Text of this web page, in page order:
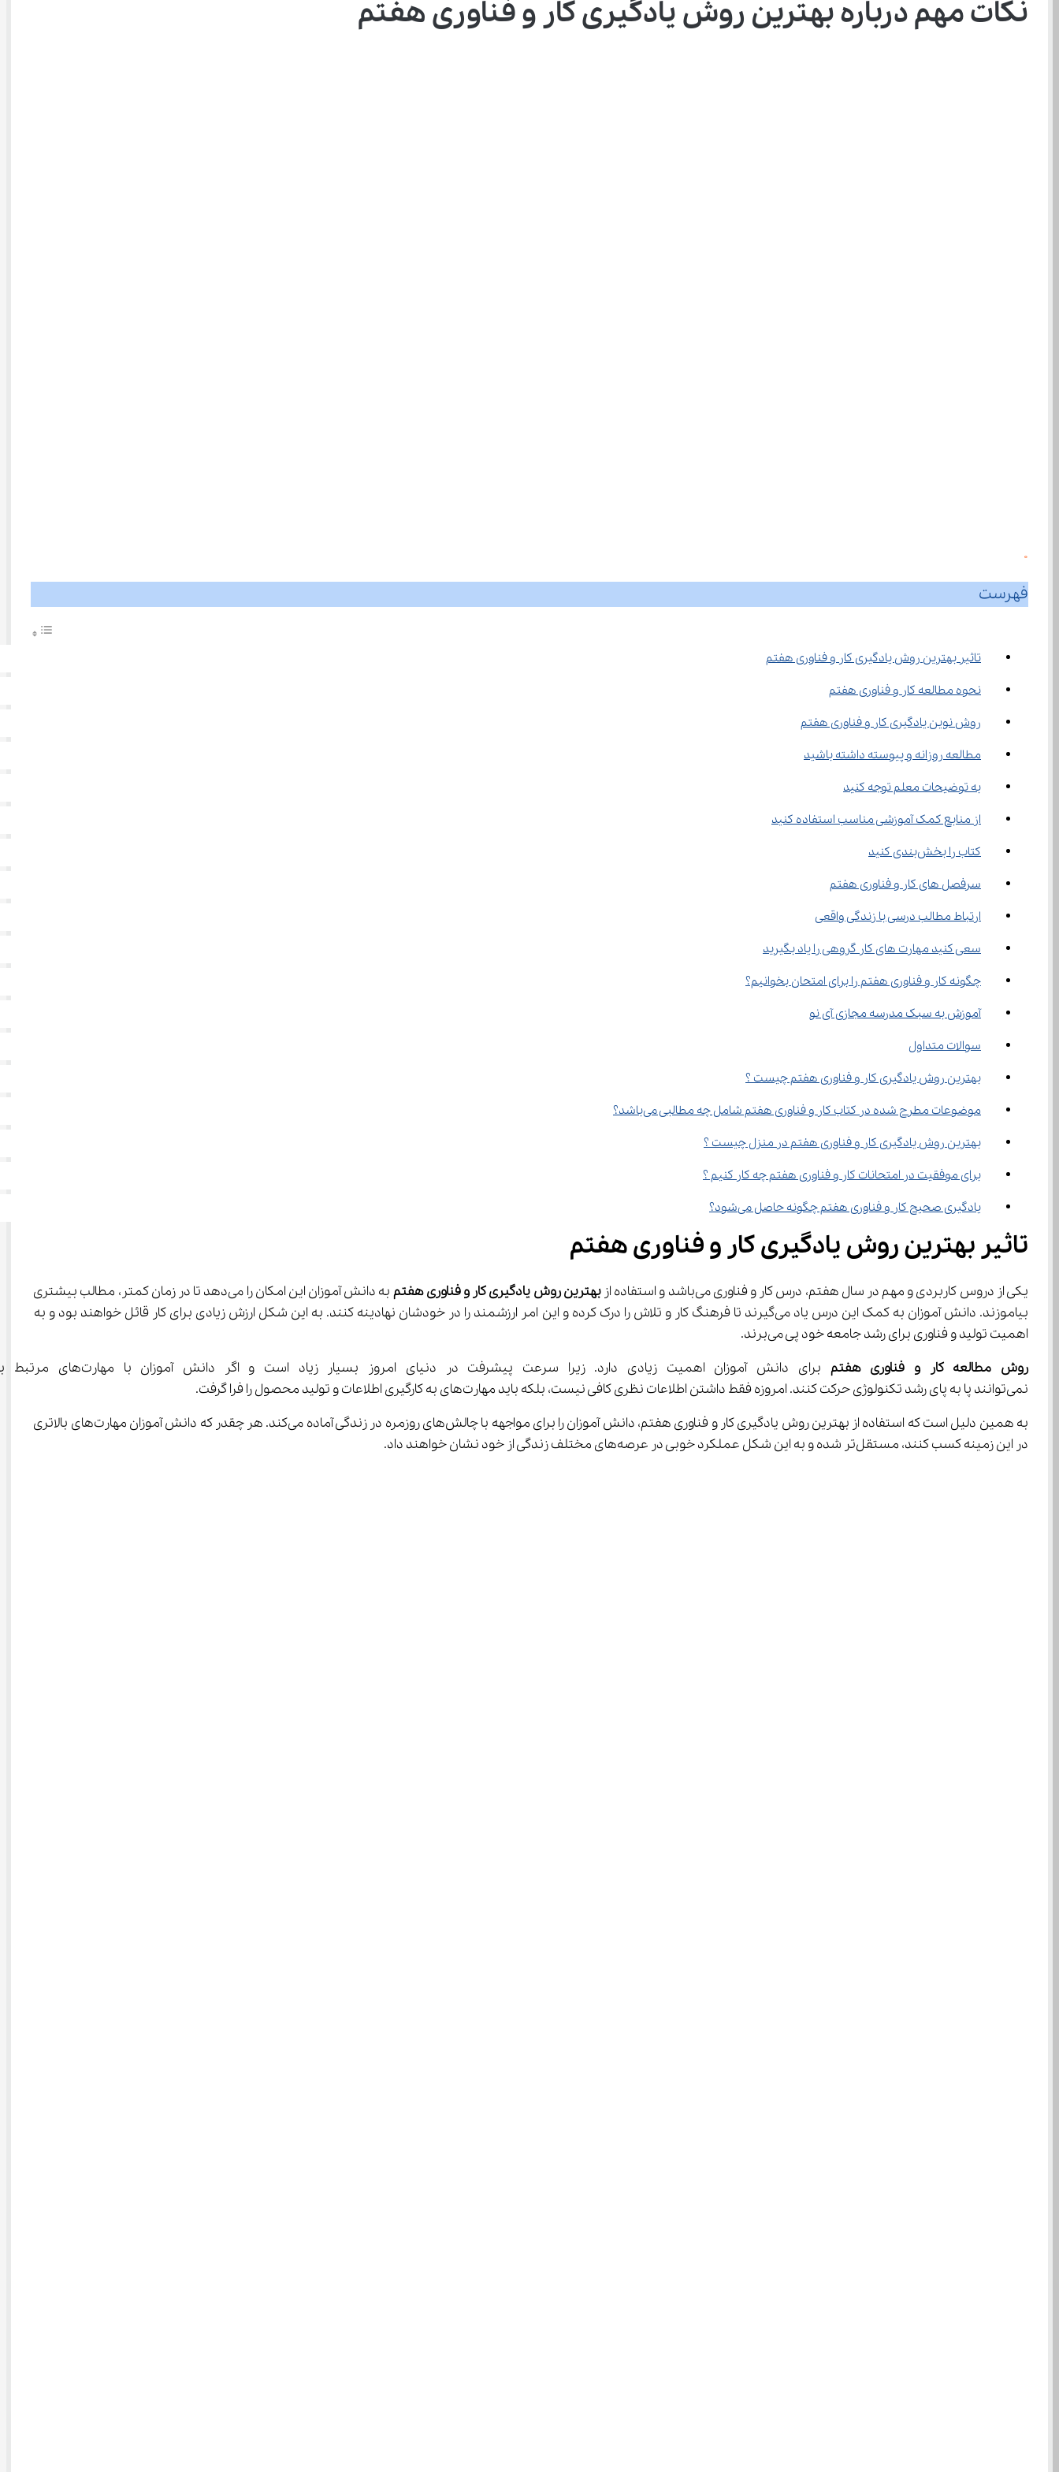
نکات مهم درباره بهترین روش یادگیری کار و فناوری هفتم
0
فهرست
تاثیر بهترین روش یادگیری کار و فناوری هفتم
نحوه مطالعه کار و فناوری هفتم
روش نوین یادگیری کار و فناوری هفتم
مطالعه روزانه و پیوسته داشته باشید
به توضیحات معلم توجه کنید
از منابع کمک آموزشی مناسب استفاده کنید
کتاب را بخش‌بندی کنید
سرفصل‌ های کار و فناوری هفتم
ارتباط مطالب درسی با زندگی واقعی
سعی کنید مهارت های کار گروهی را یاد بگیرید
چگونه کار و فناوری هفتم را برای امتحان بخوانیم؟
آموزش به سبک مدرسه مجازی آی نو
سوالات متداول
بهترین روش یادگیری کار و فناوری هفتم چیست ؟
موضوعات مطرح شده در کتاب کار و فناوری هفتم شامل چه مطالبی می‌باشد؟
بهترین روش یادگیری کار و فناوری هفتم در منزل چیست ؟
برای موفقیت در امتحانات کار و فناوری هفتم چه کار کنیم ؟
یادگیری صحیح کار و فناوری هفتم چگونه حاصل می‌شود؟
تاثیر بهترین روش یادگیری کار و فناوری هفتم
یکی از دروس کاربردی و مهم در سال هفتم، درس کار و فناوری می‌باشد و استفاده از بهترین روش یادگیری کار و فناوری هفتم
به دانش آموزان این امکان را می‌دهد تا در زمان کمتر، مطالب بیشتری
بیاموزند. دانش آموزان به کمک این درس یاد می‌گیرند تا فرهنگ کار و تلاش را درک کرده و این امر ارزشمند را در خودشان نهادینه کنند. به این شکل ارزش زیادی برای کار قائل خواهند بود و به
اهمیت تولید و فناوری برای رشد جامعه خود پی می‌برند.
روش مطالعه کار و فناوری هفتم
برای دانش آموزان اهمیت زیادی دارد. زیرا سرعت
نمی‌توانند پا به پای رشد تکنولوژی حرکت کنند. امروزه فقط داشتن اطلاعات نظری کافی نیست، بلکه باید مهارت‌های به کارگیری اطلاعات و تولید محصول را فرا گرفت.
به همین دلیل است که استفاده از بهترین روش یادگیری کار و فناوری هفتم، دانش آموزان را برای مواجهه با چالش‌های روزمره در زندگی آماده می‌کند. هر چقدر که دانش آموزان مهارت‌های بالاتری
در این زمینه کسب کنند، مستقل‌تر شده و به این شکل عملکرد خوبی در عرصه‌های مختلف زندگی از خود نشان خواهند داد.